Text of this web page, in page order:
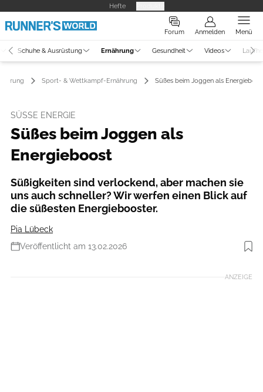
Hefte
Forum Anmelden Menü
Schuhe & Ausrüstung Ernährung Gesundheit Videos
Sport- & Wettkampf-Ernährung Süßes beim Joggen als
SÜSSE ENERGIE
Süßes beim Joggen als
Energieboost
Süßigkeiten sind verlockend, aber machen sie
uns auch schneller? Wir werfen einen Blick auf
die süßesten Energiebooster.
Pia Lübeck
Veröffentlicht am 13.02.2026
Foto: Getty Images
ANZEIGE